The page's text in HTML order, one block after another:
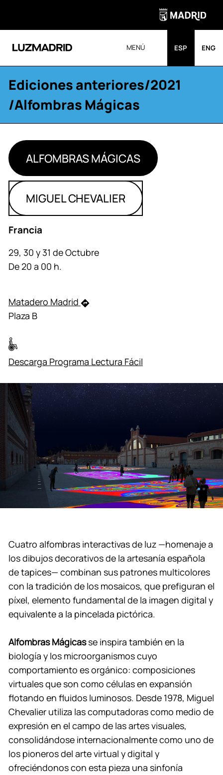
MENÚ ESP ENG
Ediciones anteriores/2021
/Alfombras Mágicas
ALFOMBRAS MÁGICAS
MIGUEL CHEVALIER
Francia
29, 30 y 31 de Octubre
De 20 a 00 h.
Matadero Madrid
Plaza B
Descarga Programa Lectura Fácil
Cuatro alfombras interactivas de luz —homenaje a
los dibujos decorativos de la artesanía española
de tapices— combinan sus patrones multicolores
con la tradición de los mosaicos, que prefiguran el
píxel, elemento fundamental de la imagen digital y
equivalente a la pincelada pictórica.
Alfombras Mágicasse inspira también en la
biología y los microorganismos cuyo
comportamiento es orgánico: composiciones
virtuales que son como células en expansión
flotando en fluidos luminosos. Desde 1978, Miguel
Chevalier utiliza las computadoras como medio de
expresión en el campo de las artes visuales,
consolidándose internacionalmente como uno de
los pioneros del arte virtual y digital y
ofreciéndonos con esta pieza una sinfonía